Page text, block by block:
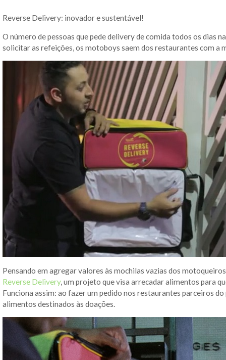
Reverse Delivery: inovador e sustentável!
O número de pessoas que pede delivery de comida todos os dias
solicitar as refeições, os motoboys saem dos restaurantes com a
Pensando em agregar valores às mochilas vazias dos
Reverse Delivery, um projeto que visa arrecadar alimentos para
Funciona assim: ao fazer um pedido nos restaurantes parceiros
alimentos destinados às doações.